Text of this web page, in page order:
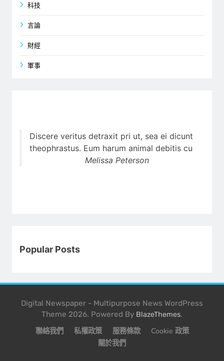
科技
言論
財經
軍事
Discere veritus detraxit pri ut, sea ei dicunt
theophrastus. Eum harum animal debitis cu
Melissa Peterson
Popular Posts
Digital Newspaper - Multipurpose News WordPress
Theme 2026. Powered By BlazeThemes.
聯絡我們 私權政策 服務條款
Cookie 政策
關於我們